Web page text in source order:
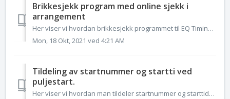
Brikkesjekk program med online sjekk i
arrangement
Her viser vi hvordan brikkesjekk programmet til EQ Timing virker.
Mon, 18 Okt, 2021 ved 4:21 AM
Tildeling av startnummer og startti ved
puljestart.
Her viser vi hvordan man tildeler startnummer og starttider ved puljestart.